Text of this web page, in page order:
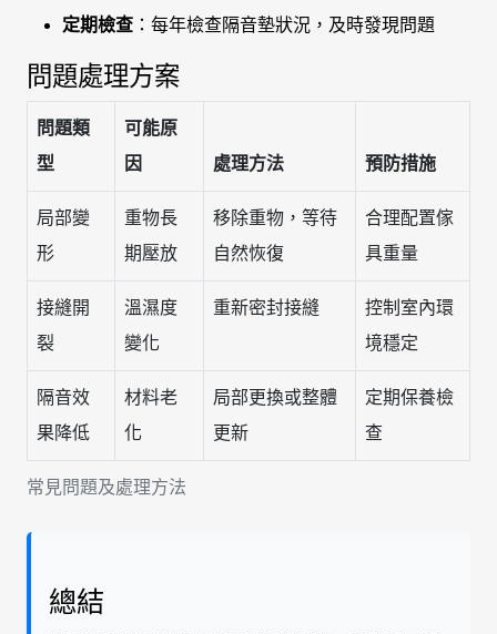
定期檢查 ：每年檢查隔音墊狀況，及時發現問題
問題處理方案
常見問題及處理方法
問題類
型
可能原
因
處理方法 預防措施
局部變
形
重物長
期壓放
移除重物，等待
自然恢復
合理配置傢
具重量
接縫開
裂
溫濕度
變化
重新密封接縫
控制室內環
境穩定
隔音效
果降低
材料老
化
局部更換或整體
更新
定期保養檢
查
總結